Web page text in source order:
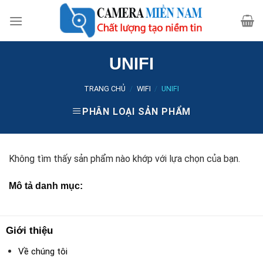
UNIFI
TRANG CHỦ / WIFI / UNIFI
PHÂN LOẠI SẢN PHẨM
Không tìm thấy sản phẩm nào khớp với lựa chọn của bạn.
Mô tả danh mục:
Giới thiệu
Về chúng tôi